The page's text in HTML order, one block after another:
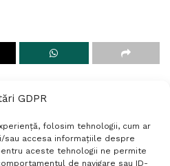
GDPR
folosim tehnologii, cum ar
accesa informațiile despre
aceste tehnologii ne permite
de navigare sau ID-